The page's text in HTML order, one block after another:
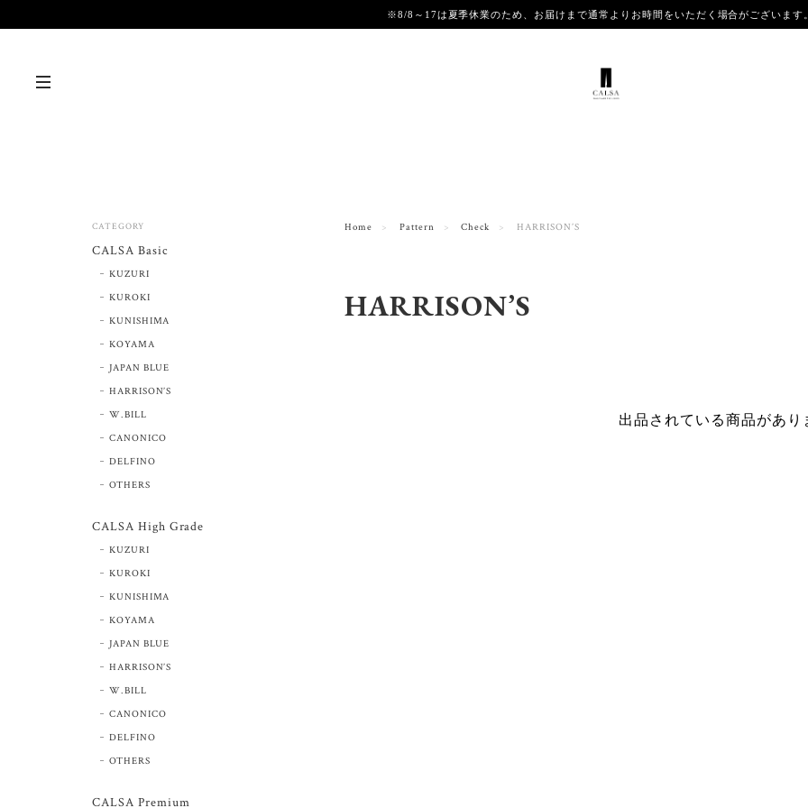
※8/8～17は夏季休業のため、お届けまで通常よりお時間をいただく場合がございま
Home Pattern Check HARRISON’S
HARRISON’S
出品されている商品があり
CATEGORY
CALSA Basic
KUZURI
KUROKI
KUNISHIMA
KOYAMA
JAPAN BLUE
HARRISON’S
W.BILL
CANONICO
DELFINO
OTHERS
CALSA High Grade
KUZURI
KUROKI
KUNISHIMA
KOYAMA
JAPAN BLUE
HARRISON’S
W.BILL
CANONICO
DELFINO
OTHERS
CALSA Premium